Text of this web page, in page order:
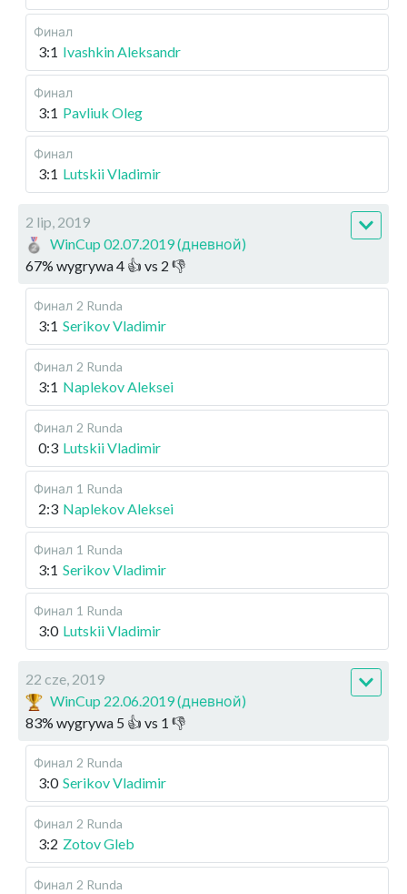
Финал
3:1 Ivashkin Aleksandr
Финал
3:1 Pavliuk Oleg
Финал
3:1 Lutskii Vladimir
2 lip, 2019
WinCup 02.07.2019 (дневной)
67% wygrywa4 👍 vs 2 👎
Финал 2 Runda
3:1 Serikov Vladimir
Финал 2 Runda
3:1 Naplekov Aleksei
Финал 2 Runda
0:3 Lutskii Vladimir
Финал 1 Runda
2:3 Naplekov Aleksei
Финал 1 Runda
3:1 Serikov Vladimir
Финал 1 Runda
3:0 Lutskii Vladimir
22 cze, 2019
WinCup 22.06.2019 (дневной)
83% wygrywa 5 👍 vs 1 👎
Финал 2 Runda
3:0 Serikov Vladimir
Финал 2 Runda
3:2 Zotov Gleb
Финал 2 Runda